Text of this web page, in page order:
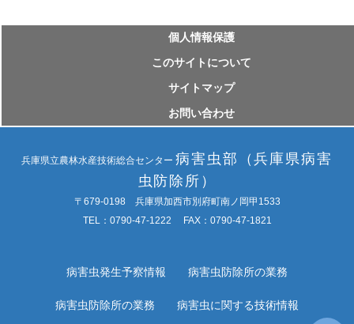
個⼈情報保護
このサイトについて
サイトマップ
お問い合わせ
兵庫県立農林水産技術総合センター病害虫部（兵庫県病害
虫防除所）
〒679-0198 兵庫県加西市別府町南ノ岡甲1533
TEL：0790-47-1222 FAX：0790-47-1821
病害虫発生予察情報 病害虫防除所の業務
病害虫防除所の業務 病害虫に関する技術情報